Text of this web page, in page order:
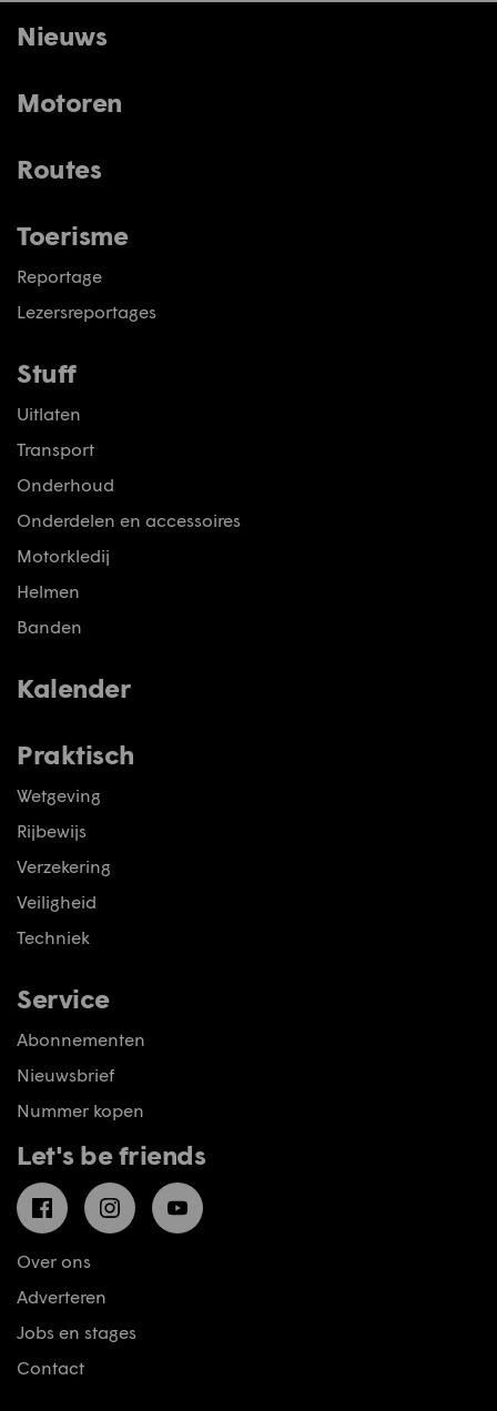
Nieuws
Motoren
Routes
Toerisme
Reportage
Lezersreportages
Stuff
Uitlaten
Transport
Onderhoud
Onderdelen en accessoires
Motorkledij
Helmen
Banden
Kalender
Praktisch
Wetgeving
Rijbewijs
Verzekering
Veiligheid
Techniek
Service
Abonnementen
Nieuwsbrief
Nummer kopen
Let's be friends
FacebookInstagramYouTube
Over ons
Adverteren
Jobs en stages
Contact